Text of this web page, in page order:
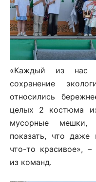
«Каждый из нас
сохранение
относились
целых 2 костюма
мусорные мешки,
показать, что
что-то красивое»,
из команд.